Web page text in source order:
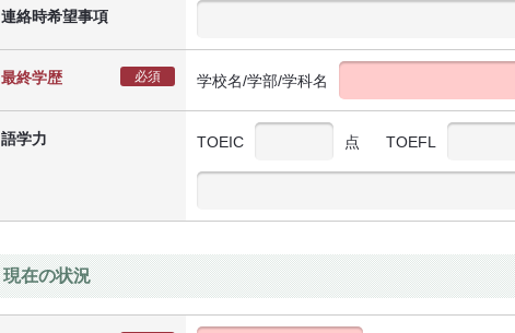
連絡時希望事項
最終学歴 必須 学校名/学部/学科名
語学力 TOEIC 点 TOEFL
現在の状況